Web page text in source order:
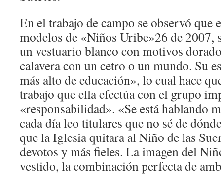
En el trabajo de campo se observó que
modelos de «Niños Uribe»26 de 2007,
un vestuario blanco con motivos
calavera con un cetro o un mundo. Su
más alto de educación», lo cual hace
trabajo que ella efectúa con el grupo
«responsabilidad». «Se está hablando
cada día leo titulares que no sé de
que la Iglesia quitara al Niño de las
devotos y más fieles. La imagen del
vestido, la combinación perfecta de